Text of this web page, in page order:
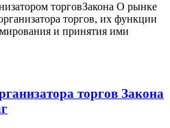
торговЗакона О рынке
торгов, их функции
и принятия ими
торгов Закона